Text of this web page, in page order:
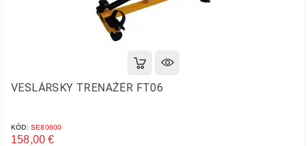
VESLÁRSKY TRENAŽÉR FT06
KÓD: SE80600
158,00 €